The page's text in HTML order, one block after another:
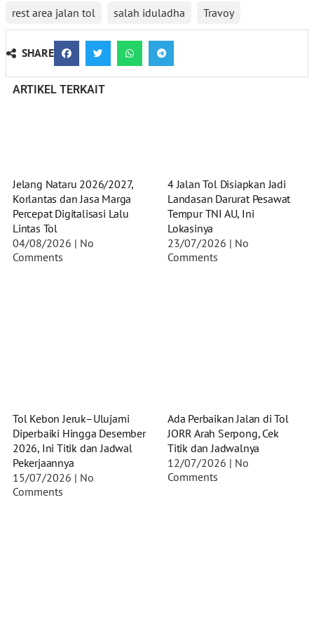
rest area jalan tol salah iduladha Travoy
SHARE
ARTIKEL TERKAIT
Jelang Nataru 2026/2027,
Korlantas dan Jasa Marga
Percepat Digitalisasi Lalu
Lintas Tol
04/08/2026
No
Comments
4 Jalan Tol Disiapkan Jadi
Landasan Darurat Pesawat
Tempur TNI AU, Ini
Lokasinya
23/07/2026
No
Comments
Tol Kebon Jeruk–Ulujami
Diperbaiki Hingga Desember
2026, Ini Titik dan Jadwal
Pekerjaannya
15/07/2026
No
Comments
Ada Perbaikan Jalan di Tol
JORR Arah Serpong, Cek
Titik dan Jadwalnya
12/07/2026
No
Comments